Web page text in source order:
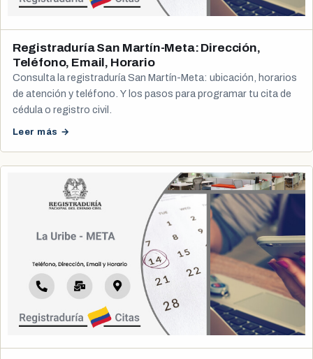
Registraduría San Martín-Meta: Dirección,
Teléfono, Email, Horario
Consulta la registraduría San Martín-Meta: ubicación, horarios
de atención y teléfono. Y los pasos para programar tu cita de
cédula o registro civil.
Leer más →